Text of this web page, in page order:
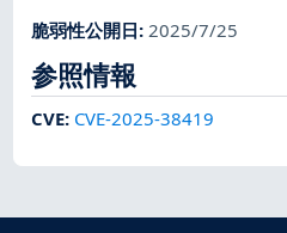
脆弱性公開日: 2025/7/25
参照情報
CVE: CVE-2025-38419